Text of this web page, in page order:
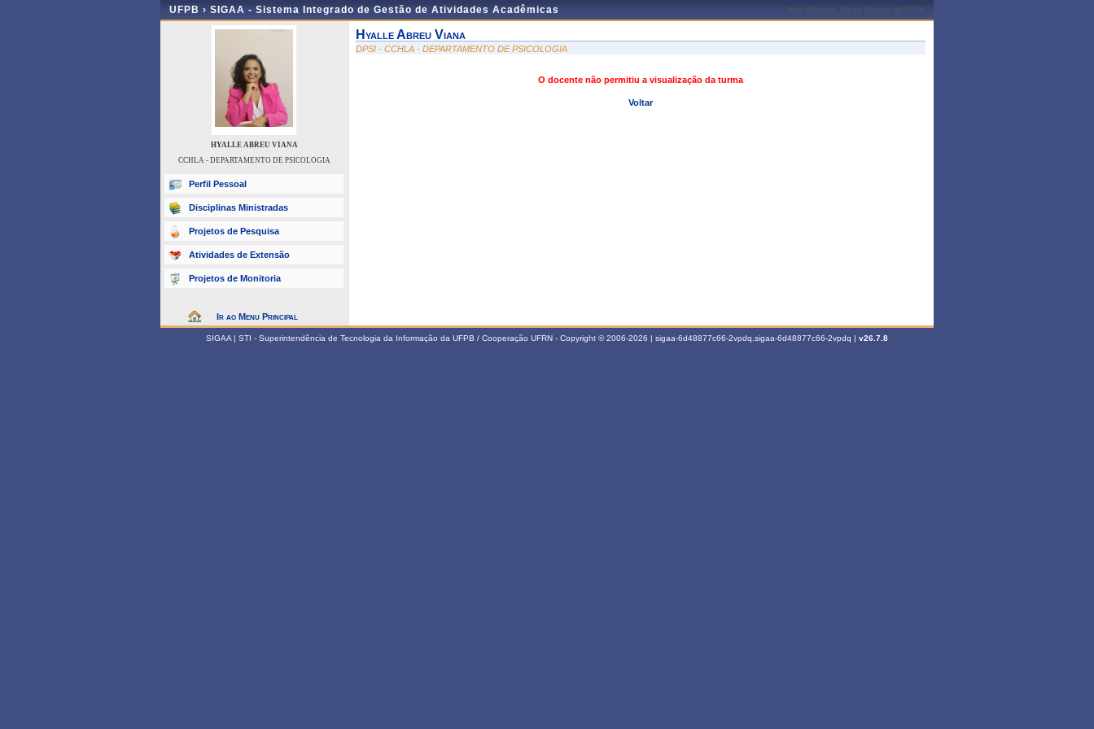
UFPB › SIGAA - Sistema Integrado de Gestão de Atividades Acadêmicas João Pessoa, 06 de Agosto de 2026
HYALLE ABREU VIANA
CCHLA - DEPARTAMENTO DE PSICOLOGIA
Perfil Pessoal
Disciplinas Ministradas
Projetos de Pesquisa
Atividades de Extensão
Projetos de Monitoria
Ir ao Menu Principal
Hyalle Abreu Viana
DPSI - CCHLA - DEPARTAMENTO DE PSICOLOGIA
O docente não permitiu a visualização da turma
Voltar
SIGAA | STI - Superintendência de Tecnologia da Informação da UFPB / Cooperação UFRN - Copyright © 2006-2026 | sigaa-6d48877c66-2vpdq.sigaa-6d48877c66-2vpdq | v26.7.8